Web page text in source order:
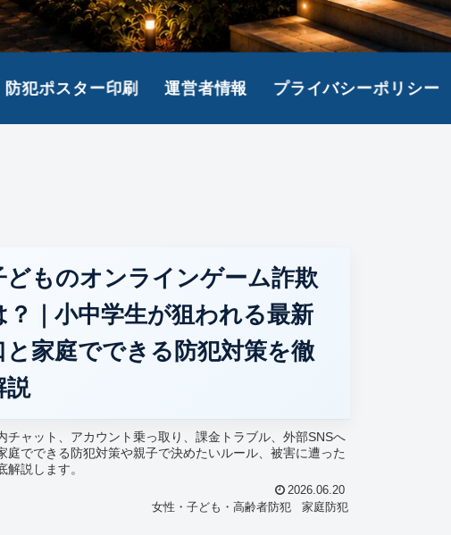
防犯ポスター印刷 運営者情報 プライバシーポリシー
どものオンラインゲーム詐欺
？｜小中学生が狙われる最新
と家庭でできる防犯対策を徹
説
ャット、アカウント乗っ取り、課金トラブル、外部SNSへ
でできる防犯対策や親子で決めたいルール、被害に遭った
説します。
2026.06.20
女性・子ども・高齢者防犯
家庭防犯